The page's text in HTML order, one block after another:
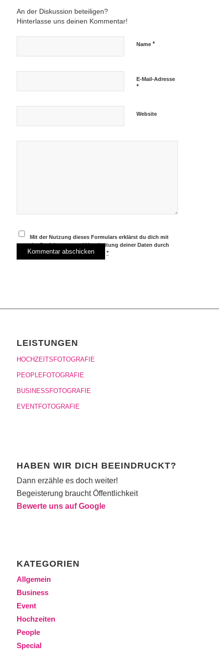
An der Diskussion beteiligen?
Hinterlasse uns deinen Kommentar!
Name *
E-Mail-Adresse
*
Website
Mit der Nutzung dieses Formulars erklärst du dich mit
der Speicherung und Verarbeitung deiner Daten durch
diese Website einverstanden.*
LEISTUNGEN
HOCHZEITSFOTOGRAFIE
PEOPLEFOTOGRAFIE
BUSINESSFOTOGRAFIE
EVENTFOTOGRAFIE
HABEN WIR DICH BEEINDRUCKT?
Dann erzähle es doch weiter!
Begeisterung braucht Öffentlichkeit
Bewerte uns auf Google
KATEGORIEN
Allgemein
Business
Event
Hochzeiten
People
Special